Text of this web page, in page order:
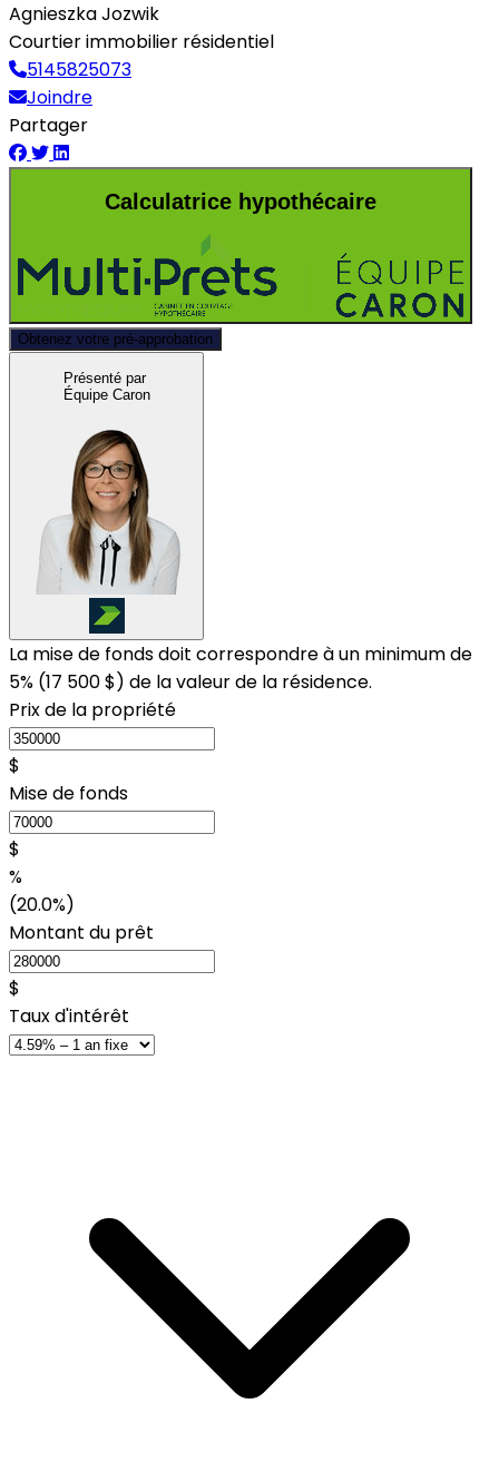
Agnieszka Jozwik
Courtier immobilier résidentiel
5145825073
Joindre
Partager
Calculatrice hypothécaire
Obtenez votre pré-approbation
Présenté par
Équipe Caron
La mise de fonds doit correspondre à un minimum de
5% (17 500 $) de la valeur de la résidence.
Prix de la propriété
$
Mise de fonds
$
%
(20.0%)
Montant du prêt
$
Taux d'intérêt